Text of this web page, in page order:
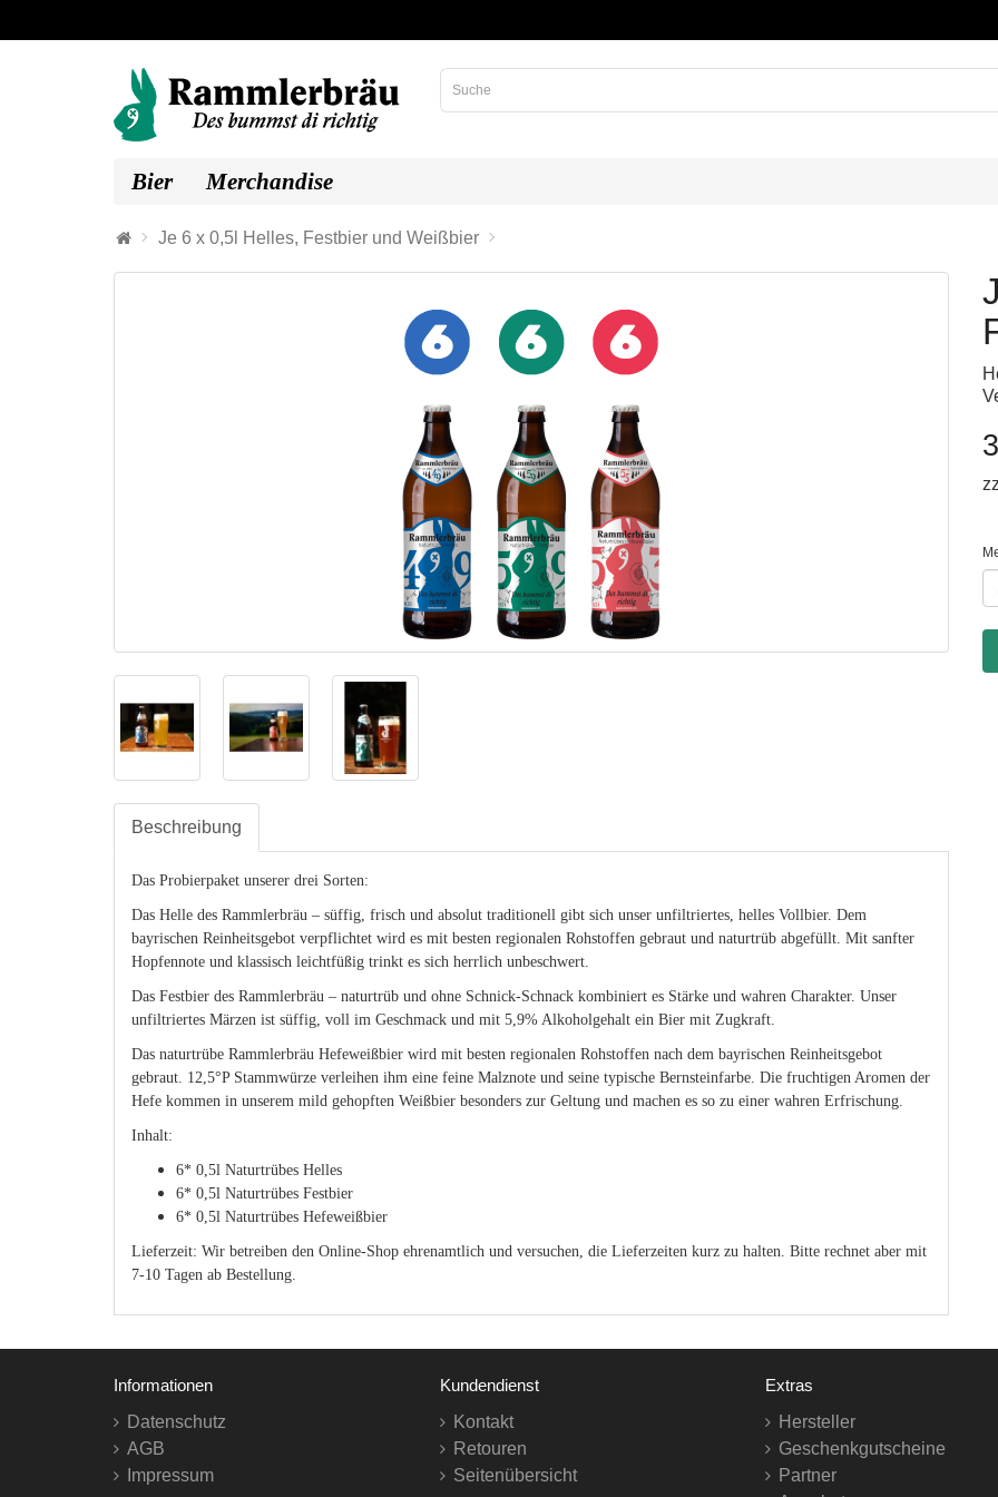
Bier Merchandise
Je 6 x 0,5l Helles, Festbier und Weißbier
Beschreibung
Das Probierpaket unserer drei Sorten:
Das Helle des Rammlerbräu – süffig, frisch und absolut traditionell gibt sich unser unfiltriertes, helles Vollbier. Dem
bayrischen Reinheitsgebot verpflichtet wird es mit besten regionalen Rohstoffen gebraut und naturtrüb abgefüllt. Mit sanfter
Hopfennote und klassisch leichtfüßig trinkt es sich herrlich unbeschwert.
Das Festbier des Rammlerbräu – naturtrüb und ohne Schnick-Schnack kombiniert es Stärke und wahren Charakter. Unser
unfiltriertes Märzen ist süffig, voll im Geschmack und mit 5,9% Alkoholgehalt ein Bier mit Zugkraft.
Das naturtrübe Rammlerbräu Hefeweißbier wird mit besten regionalen Rohstoffen nach dem bayrischen Reinheitsgebot
gebraut. 12,5°P Stammwürze verleihen ihm eine feine Malznote und seine typische Bernsteinfarbe. Die fruchtigen Aromen der
Hefe kommen in unserem mild gehopften Weißbier besonders zur Geltung und machen es so zu einer wahren Erfrischung.
Inhalt:
6* 0,5l Naturtrübes Helles
6* 0,5l Naturtrübes Festbier
6* 0,5l Naturtrübes Hefeweißbier
Lieferzeit: Wir betreiben den Online-Shop ehrenamtlich und versuchen, die Lieferzeiten kurz zu halten. Bitte rechnet aber mit
7-10 Tagen ab Bestellung.
Informationen
Datenschutz
AGB
Impressum
Kundendienst
Kontakt
Retouren
Seitenübersicht
Extras
Hersteller
Geschenkgutscheine
Partner